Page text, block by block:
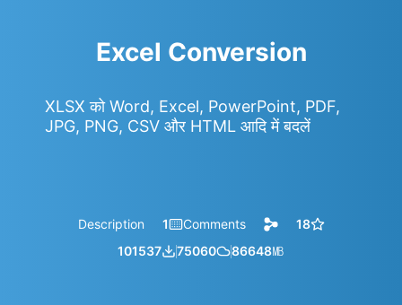
Excel Conversion
XLSX को Word, Excel, PowerPoint, PDF,
JPG, PNG, CSV और HTML आदि में बदलें
Description 1 Comments
18
101537
75060 86648㎆︎